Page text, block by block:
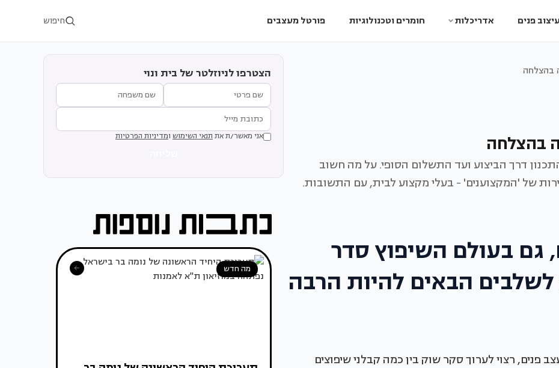
פנים אדריכלות חומרים וטכנולוגיות פורטל מעצבים חיפוש
בהצלחה
בהצלחה
דרך הביצוע ועד התשלום הסופי. על מה חשוב
של 'המקצוענים' - בעלי מקצוע לבית, עם התשובות.
גם בעולם השיפוץ סדר
לשלבים הבאים להיות הרבה
פנים, רצוי לערוך סקר שוק בין כמה קבלני שיפוצים
הצטרפו לניוזלטר של בית ונוי
אני מאשר/ת את תנאי השימוש ומדיניות הפרטיות
מה חדש